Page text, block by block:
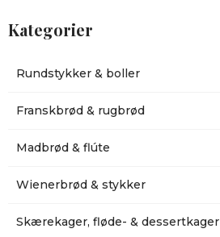
Kategorier
Rundstykker & boller
Franskbrød & rugbrød
Madbrød & flúte
Wienerbrød & stykker
Skærekager, fløde- & dessertkager